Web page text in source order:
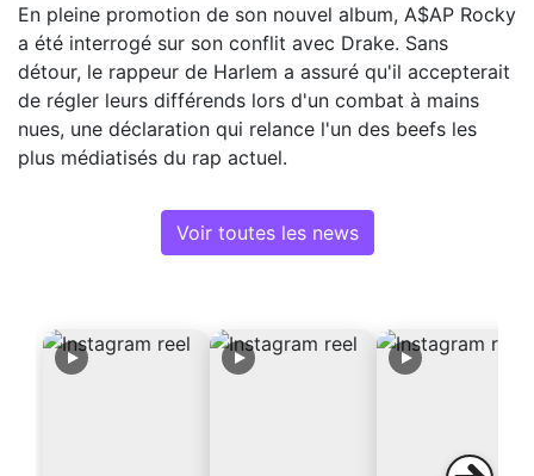
En pleine promotion de son nouvel album, A$AP Rocky
a été interrogé sur son conflit avec Drake. Sans
détour, le rappeur de Harlem a assuré qu'il accepterait
de régler leurs différends lors d'un combat à mains
nues, une déclaration qui relance l'un des beefs les
plus médiatisés du rap actuel.
Voir toutes les news